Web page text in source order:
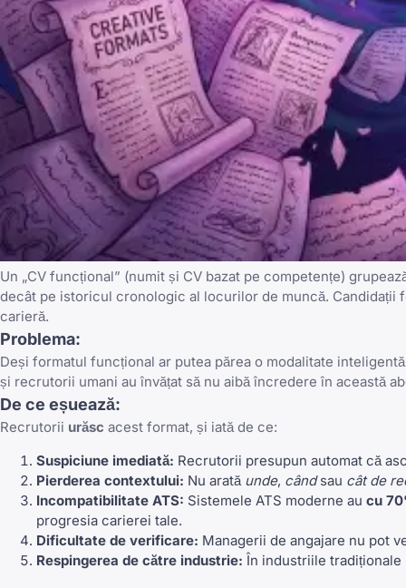
Un „CV funcțional” (numit și CV bazat pe competențe)
decât pe istoricul cronologic al locurilor de muncă.
carieră.
Problema:
Deși formatul funcțional ar putea părea o modalitate
și recrutorii umani au învățat să nu aibă încredere în această
De ce eșuează:
Recrutorii urăsc acest format, și iată de ce:
Suspiciune imediată: Recrutorii presupun automat că
Pierderea contextului: Nu arată unde, cândsau cât de
Incompatibilitate ATS: Sistemele ATS moderne au cu
progresia carierei tale.
Dificultate de verificare: Managerii de angajare nu pot
Respingerea de către industrie: În industriile tradiționale